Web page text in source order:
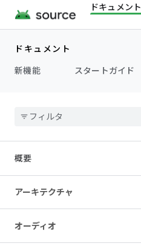
ドキュメント
ドキュメント
新機能
スタートガイド
概要
アーキテクチャ
オーディオ